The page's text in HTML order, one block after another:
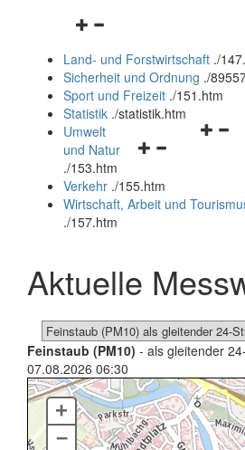
Navigationsmenü
und
schließen
Land- und Forstwirtschaft ./
Sicherheit und Ordnung ./
Sport und Freizeit ./151.htm
Statistik ./statistik.htm
Navigationsmenü
und
schließen
Umwelt
und Natur
./153.htm
Verkehr ./155.htm
Wirtschaft, Arbeit und
./157.htm
Aktuelle
Feinstaub (PM10) - als gleitender
07.08.2026 06:30
+
–